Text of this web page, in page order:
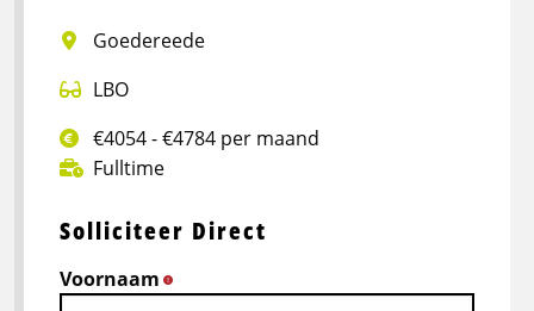
Goedereede
LBO
€4054 - €4784 per maand
Fulltime
Solliciteer Direct
Voornaam